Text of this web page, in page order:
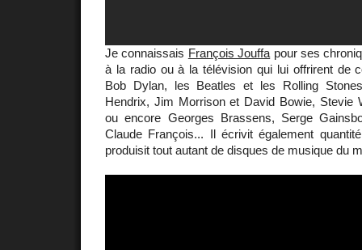
Je connaissais François Jouffa pour ses
à la radio ou à la télévision qui lui offrirent de
Bob Dylan, les Beatles et les Rolling
Hendrix, Jim Morrison et David Bowie, Stevie
ou encore Georges Brassens, Serge
Claude François... Il écrivit également
produisit tout autant de disques de musique du